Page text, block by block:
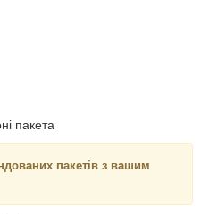
пакета
пакетів з вашим